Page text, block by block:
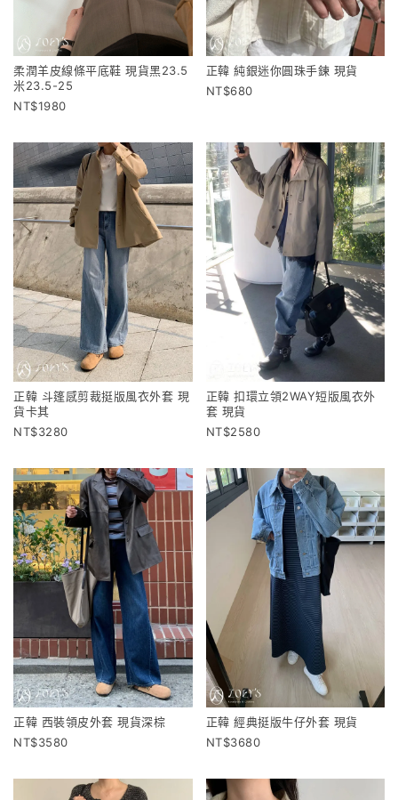
柔潤羊皮線條平底鞋 現貨黑23.5
米23.5-25
1980
正韓 純銀迷你圓珠手鍊 現貨
680
正韓 斗篷感剪裁挺版風衣外套 現
貨卡其
3280
正韓 扣環立領2WAY短版風衣外
套 現貨
2580
正韓 西裝領皮外套 現貨深棕
3580
正韓 經典挺版牛仔外套 現貨
3680